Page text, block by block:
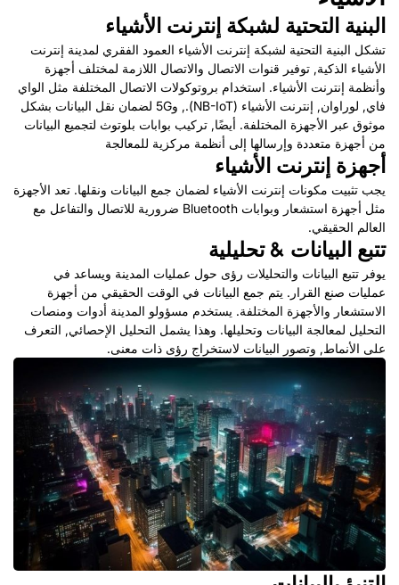
البنية التحتية لشبكة إنترنت الأشياء
تشكل البنية التحتية لشبكة إنترنت الأشياء العمود الفقري لمدينة إنترنت
الأشياء الذكية, توفير قنوات الاتصال والاتصال اللازمة لمختلف أجهزة
وأنظمة إنترنت الأشياء. استخدام بروتوكولات الاتصال المختلفة مثل الواي
فاي, لوراوان, إنترنت الأشياء (NB-IoT)., و5G لضمان نقل البيانات بشكل
موثوق عبر الأجهزة المختلفة. أيضًا, تركيب بوابات بلوتوث لتجميع البيانات
من أجهزة متعددة وإرسالها إلى أنظمة مركزية للمعالجة
أجهزة إنترنت الأشياء
يجب تثبيت مكونات إنترنت الأشياء لضمان جمع البيانات ونقلها. تعد الأجهزة
مثل أجهزة استشعار وبوابات Bluetooth ضرورية للاتصال والتفاعل مع
العالم الحقيقي.
تتبع البيانات & تحليلية
يوفر تتبع البيانات والتحليلات رؤى حول عمليات المدينة ويساعد في
عمليات صنع القرار. يتم جمع البيانات في الوقت الحقيقي من أجهزة
الاستشعار والأجهزة المختلفة. يستخدم مسؤولو المدينة أدوات ومنصات
التحليل لمعالجة البيانات وتحليلها. وهذا يشمل التحليل الإحصائي, التعرف
على الأنماط, وتصور البيانات لاستخراج رؤى ذات معنى.